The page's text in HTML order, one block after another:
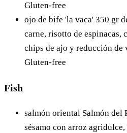
Gluten-free
ojo de bife 'la vaca' 350 gr
carne, risotto de espinacas,
chips de ajo y reducción de
Gluten-free
Fish
salmón oriental Salmón del
sésamo con arroz agridulce,